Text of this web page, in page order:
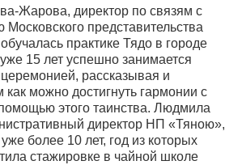
Жарова, директор по связям с
представительства
практике Тядо в городе
15 лет успешно занимается
рассказывая и
можно достигнуть гармонии с
этого таинства. Людмила
директор НП «Тяною»,
более 10 лет, год из которых
стажировке в чайной школе